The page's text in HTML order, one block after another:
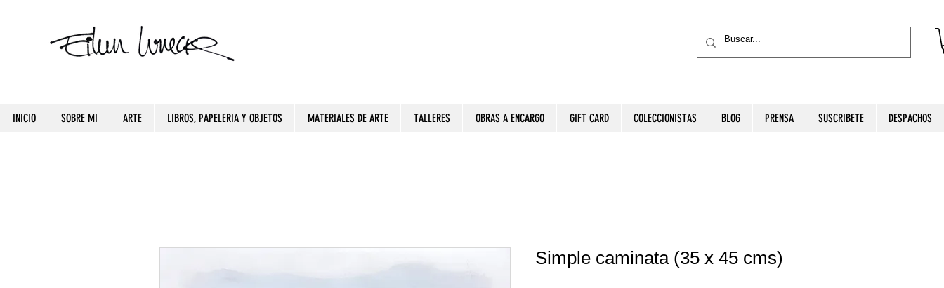
INICIO SOBRE MI ARTE LIBROS, PAPELERIA Y OBJETOS MATERIALES DE ARTE TALLERES OBRAS A ENCARGO GIFT CARD COLECCIONISTAS BLOG PRENSA SUSCRIBETE DESPACHOS
Simple caminata (35 x 45 cms)